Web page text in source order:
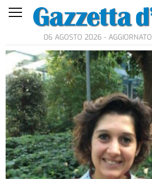
06 AGOSTO 2026 - AGGIORNATO